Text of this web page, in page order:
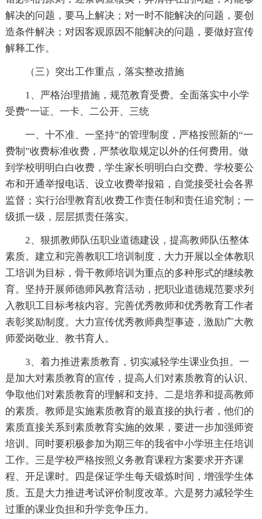
解决的问题，要马上解决；对一时不能解决的问题，要创
造条件解决；对因客观原因不能解决的问题，要做好宣传
解释工作。
（三）突出工作重点，落实整改措施
1、严格治理措施，规范教育受费。全面落实中小学
受费“一证、一卡、二公开、三统
一、十不准、一坚持”的管理制度，严格按照新的“一
费制”收费标准收费，严禁收取规定以外的任何费用。做
到学校明明白白收费，学生家长明明白白交费。学校要公
布和开通举报电话、设立收费举报箱，自觉接受社会各界
监督；实行治理教育乱收费工作责任制和责任追究制；一
级抓一级，层层抓责任落实。
2、狠抓教师队伍职业道德建设，提高教师队伍整体
素质。建立和完善教职工培训制度，大力开展以全体教职
工培训为目标，骨干教师培训为重点的多种形式的继续教
育。坚持开展师德师风教育活动，把职业道德规范要求列
入教职工目标考核内容。完善优秀教师和优秀教育工作者
表彰奖励制度。大力宣传优秀教师典型事迹，激励广大教
师爱岗敬业、教书育人。
3、着力推进素质教育，切实减轻学生课业负担。一
是加大对素质教育的宣传，提高人们对素质教育的认识、
争取他们对素质教育的理解和支持。二是培养和提高教师
的素质。教师是实施素质教育的最直接的执行者，他们的
素质直接关系到素质教育实施的效果，要进一步加强师资
培训。同时要积极参加为期三年的我省中小学班主任培训
工作。三是学校严格按照义务教育课程方案要求开齐课
程、开足课时。四是保证学生每天锻炼时间，增强学生体
质。五是大力推进考试评价制度改革。六是努力减轻学生
过重的课业负担和升学竞争压力。